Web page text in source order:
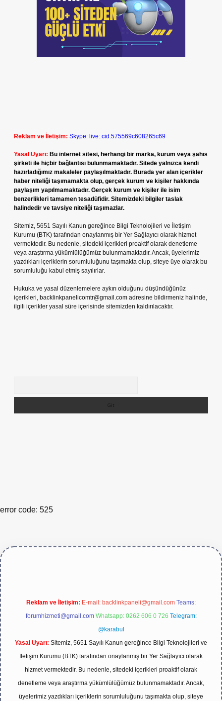
Reklam ve İletişim: Skype: live:.cid.575569c608265c69
Yasal Uyarı: Bu internet sitesi, herhangi bir marka, kurum veya şahıs
şirketi ile hiçbir bağlantısı bulunmamaktadır. Sitede yalnızca kendi
hazırladığımız makaleler paylaşılmaktadır. Burada yer alan içerikler
haber niteliği taşımamakta olup, gerçek kurum ve kişiler hakkında
paylaşım yapılmamaktadır. Gerçek kurum ve kişiler ile isim
benzerlikleri tamamen tesadüfidir. Sitemizdeki bilgiler taslak
halindedir ve tavsiye niteliği taşımazlar.
Sitemiz, 5651 Sayılı Kanun gereğince Bilgi Teknolojileri ve İletişim
Kurumu (BTK) tarafından onaylanmış bir Yer Sağlayıcı olarak hizmet
vermektedir. Bu nedenle, sitedeki içerikleri proaktif olarak denetleme
veya araştırma yükümlülüğümüz bulunmamaktadır. Ancak, üyelerimiz
yazdıkları içeriklerin sorumluluğunu taşımakta olup, siteye üye olarak bu
sorumluluğu kabul etmiş sayılırlar.
Hukuka ve yasal düzenlemelere aykırı olduğunu düşündüğünüz
içerikleri, backlinkpanelicomtr@gmail.com adresine bildirmeniz halinde,
ilgili içerikler yasal süre içerisinde sitemizden kaldırılacaktır.
error code: 525
Reklam ve İletişim: E-mail: backlinkpaneli@gmail.com Teams:
forumhizmeti@gmail.com Whatsapp: 0262 606 0 726 Telegram:
@karabul
Yasal Uyarı: Sitemiz, 5651 Sayılı Kanun gereğince Bilgi Teknolojileri ve
İletişim Kurumu (BTK) tarafından onaylanmış bir Yer Sağlayıcı olarak
hizmet vermektedir. Bu nedenle, sitedeki içerikleri proaktif olarak
denetleme veya araştırma yükümlülüğümüz bulunmamaktadır. Ancak,
üyelerimiz yazdıkları içeriklerin sorumluluğunu taşımakta olup, siteye